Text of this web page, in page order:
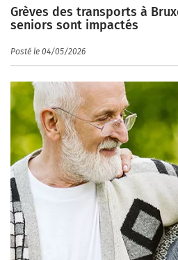
Grèves des transports à
seniors sont impactés
Posté le 04/05/2026